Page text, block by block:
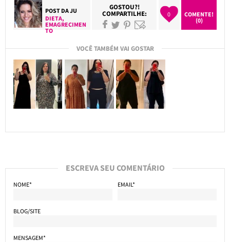
POST DAJU
DIETA,
EMAGRECIMEN
TO
GOSTOU?!
COMPARTILHE: 0
COMENTE!
(0)
VOCÊ TAMBÉM VAI GOSTAR
ESCREVA SEU COMENTÁRIO
NOME* EMAIL*
BLOG/SITE
MENSAGEM*